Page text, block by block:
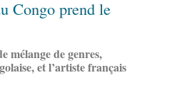
Congo prend le
mélange de genres,
et l’artiste français